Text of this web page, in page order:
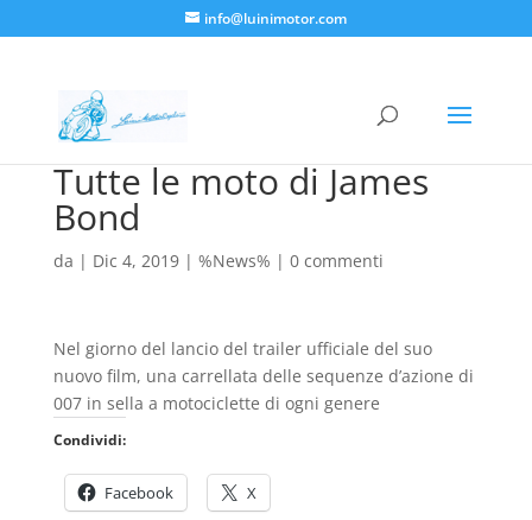
info@luinimotor.com
Tutte le moto di James
Bond
da | Dic 4, 2019| %News% | 0 commenti
Nel giorno del lancio del trailer ufficiale del suo
nuovo film, una carrellata delle sequenze d’azione di
007 in sella a motociclette di ogni genere
Condividi:
Facebook X